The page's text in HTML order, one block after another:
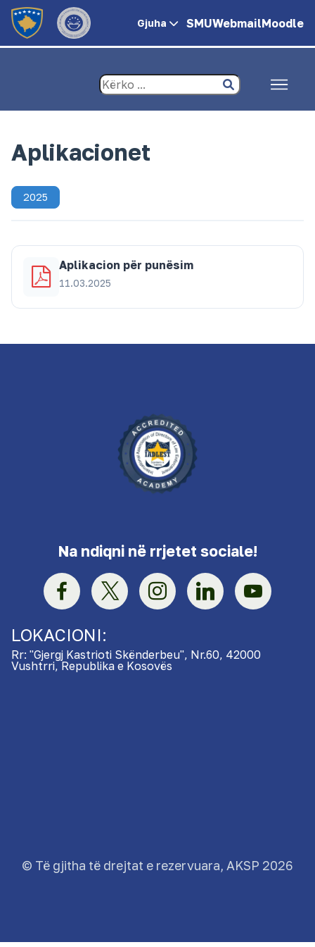
Gjuha SMUWebmailMoodle
Aplikacionet
2025
Aplikacion për punësim
11.03.2025
Na ndiqni në rrjetet sociale!
LOKACIONI:
Rr: "Gjergj Kastrioti Skënderbeu", Nr.60, 42000
Vushtrri, Republika e Kosovës
© Të gjitha të drejtat e rezervuara, AKSP 2026